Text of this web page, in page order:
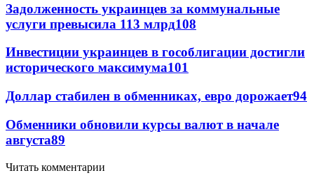
Задолженность украинцев за коммунальные
услуги превысила 113 млрд108
Инвестиции украинцев в гособлигации достигли
исторического максимума101
Доллар стабилен в обменниках, евро дорожает94
Обменники обновили курсы валют в начале
августа89
Читать комментарии